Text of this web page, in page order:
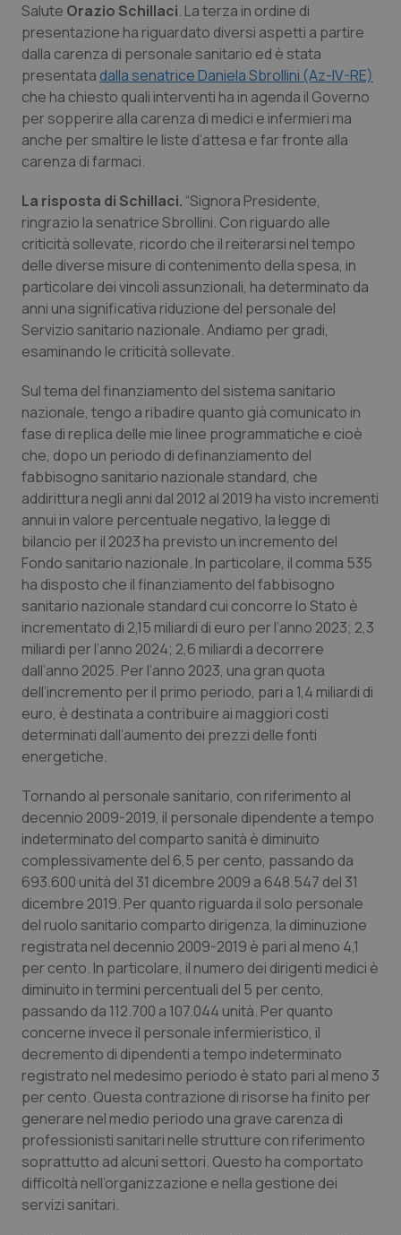
Lazio
Liguria
Lombardia
Marche
Molise
Piemonte
Provincia Autonoma di Bolzano
Provincia Autonoma di Trento
Puglia
Sardegna
Sicilia
Toscana
Umbria
Valle D’Aosta
Veneto
Diabete & glucometri
Disturbi dell’umore
Dolore
Donna & Salute
Epatiti
HIV
Infezioni & Febbre
Ipertensione & Scompenso
Malattie rare
Malattia di Crohn & Rettocolite Ulcerosa
Neuroscienze & patologie neurodegenerative
Obesità
Oftalmologia
Oncodermatologia
Oncoematologia
Oncologia & Nutrizione
Psoriasi & pelle
Quotidiano Cardiologia
Quotidiano Chirurgia
Quotidiano Oncologia
Quotidiano Pediatria
Rene & patologie urogenitali
Salute orale & impianti
Sangue & coagulazione
Tiroide
Tumore al seno
Salute Orazio Schillaci. La terza in ordine di
presentazione ha riguardato diversi aspetti a partire
dalla carenza di personale sanitario ed è stata
presentata dalla senatrice Daniela Sbrollini (Az-IV-RE)
che ha chiesto quali interventi ha in agenda il Governo
per sopperire alla carenza di medici e infermieri ma
anche per smaltire le liste d’attesa e far fronte alla
carenza di farmaci.
La risposta di Schillaci. “Signora Presidente,
ringrazio la senatrice Sbrollini. Con riguardo alle
criticità sollevate, ricordo che il reiterarsi nel tempo
delle diverse misure di contenimento della spesa, in
particolare dei vincoli assunzionali, ha determinato da
anni una significativa riduzione del personale del
Servizio sanitario nazionale. Andiamo per gradi,
esaminando le criticità sollevate.
Sul tema del finanziamento del sistema sanitario
nazionale, tengo a ribadire quanto già comunicato in
fase di replica delle mie linee programmatiche e cioè
che, dopo un periodo di definanziamento del
fabbisogno sanitario nazionale standard, che
addirittura negli anni dal 2012 al 2019 ha visto incrementi
annui in valore percentuale negativo, la legge di
bilancio per il 2023 ha previsto un incremento del
Fondo sanitario nazionale. In particolare, il comma 535
ha disposto che il finanziamento del fabbisogno
sanitario nazionale standard cui concorre lo Stato è
incrementato di 2,15 miliardi di euro per l’anno 2023; 2,3
miliardi per l’anno 2024; 2,6 miliardi a decorrere
dall’anno 2025. Per l’anno 2023, una gran quota
dell’incremento per il primo periodo, pari a 1,4 miliardi di
euro, è destinata a contribuire ai maggiori costi
determinati dall’aumento dei prezzi delle fonti
energetiche.
Tornando al personale sanitario, con riferimento al
decennio 2009-2019, il personale dipendente a tempo
indeterminato del comparto sanità è diminuito
complessivamente del 6,5 per cento, passando da
693.600 unità del 31 dicembre 2009 a 648.547 del 31
dicembre 2019. Per quanto riguarda il solo personale
del ruolo sanitario comparto dirigenza, la diminuzione
registrata nel decennio 2009-2019 è pari al meno 4,1
per cento. In particolare, il numero dei dirigenti medici è
diminuito in termini percentuali del 5 per cento,
passando da 112.700 a 107.044 unità. Per quanto
concerne invece il personale infermieristico, il
decremento di dipendenti a tempo indeterminato
registrato nel medesimo periodo è stato pari al meno 3
per cento. Questa contrazione di risorse ha finito per
generare nel medio periodo una grave carenza di
professionisti sanitari nelle strutture con riferimento
soprattutto ad alcuni settori. Questo ha comportato
difficoltà nell’organizzazione e nella gestione dei
servizi sanitari.